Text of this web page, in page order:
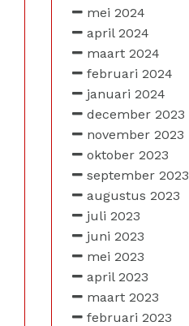
mei 2024
april 2024
maart 2024
februari 2024
januari 2024
december 2023
november 2023
oktober 2023
september 2023
augustus 2023
juli 2023
juni 2023
mei 2023
april 2023
maart 2023
februari 2023